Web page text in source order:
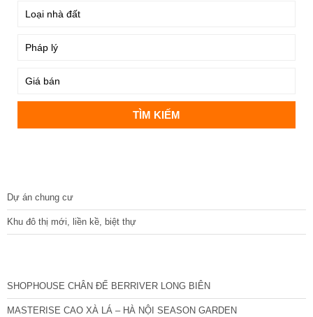
Dự án chung cư
Khu đô thị mới, liền kề, biệt thự
SHOPHOUSE CHÂN ĐẾ BERRIVER LONG BIÊN
MASTERISE CAO XÀ LÁ – HÀ NỘI SEASON GARDEN